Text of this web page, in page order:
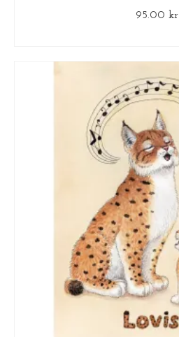
95.00 kr